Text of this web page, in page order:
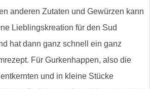
anderen Zutaten und Gewürzen kann
Lieblingskreation für den Sud
hat dann ganz schnell ein ganz
Für Gurkenhappen, also die
und in kleine Stücke